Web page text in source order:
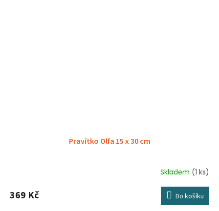
Pravítko Olfa 15 x 30 cm
Skladem (1 ks)
369 Kč Do košíku